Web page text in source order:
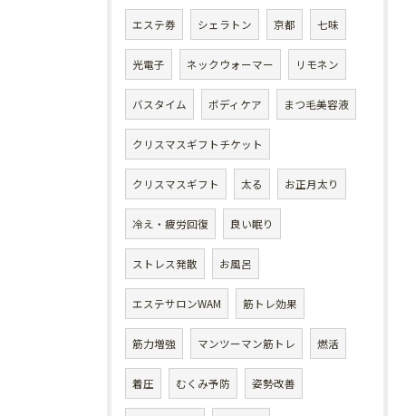
エステ券 シェラトン 京都 七味
光電子 ネックウォーマー リモネン
バスタイム ボディケア まつ毛美容液
クリスマスギフトチケット
クリスマスギフト 太る お正月太り
冷え・疲労回復 良い眠り
ストレス発散 お風呂
エステサロンWAM 筋トレ効果
筋力増強 マンツーマン筋トレ 燃活
着圧 むくみ予防 姿勢改善